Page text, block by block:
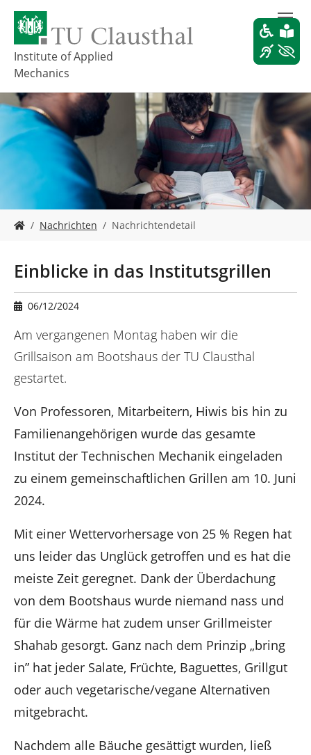
m
a
n
c
e
Institute of Applied
Mechanics
o
r
e
h
r
:
Nachrichten Nachrichtendetail
Einblicke in das Institutsgrillen
06/12/2024
Am vergangenen Montag haben wir die
Grillsaison am Bootshaus der TU Clausthal
gestartet.
Von Professoren, Mitarbeitern, Hiwis bis hin zu
Familienangehörigen wurde das gesamte
Institut der Technischen Mechanik eingeladen
zu einem gemeinschaftlichen Grillen am 10. Juni
2024.
Mit einer Wettervorhersage von 25 % Regen hat
uns leider das Unglück getroffen und es hat die
meiste Zeit geregnet. Dank der Überdachung
von dem Bootshaus wurde niemand nass und
für die Wärme hat zudem unser Grillmeister
Shahab gesorgt. Ganz nach dem Prinzip „bring
in” hat jeder Salate, Früchte, Baguettes, Grillgut
oder auch vegetarische/vegane Alternativen
mitgebracht.
Nachdem alle Bäuche gesättigt wurden, ließ